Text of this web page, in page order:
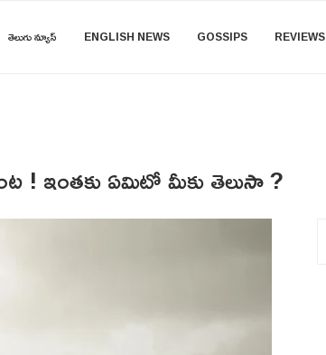
తెలుగు న్యూస్ ENGLISH NEWS GOSSIPS REVIEWS
! ఇంతకు ఏమిటో మీకు తెలుసా ?